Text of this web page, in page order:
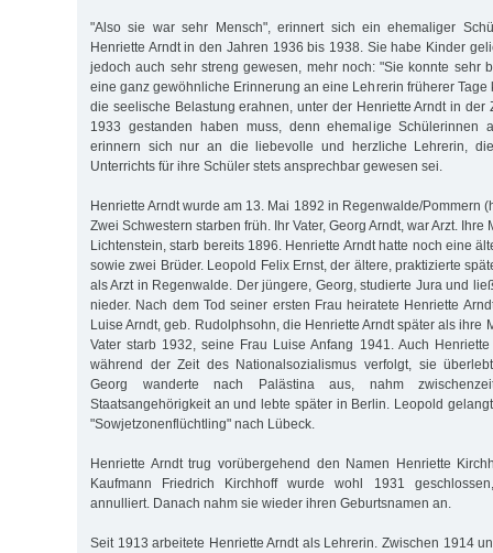
"Also sie war sehr Mensch", erinnert sich ein ehemaliger
Henriette Arndt in den Jahren 1936 bis 1938. Sie habe Kinder
jedoch auch sehr streng gewesen, mehr noch: "Sie konnte sehr
eine ganz gewöhnliche Erinnerung an eine Lehrerin früherer Tage
die seelische Belastung erahnen, unter der Henriette Arndt in der
1933 gestanden haben muss, denn ehemalige Schülerinnen
erinnern sich nur an die liebevolle und herzliche Lehrerin,
Unterrichts für ihre Schüler stets ansprechbar gewesen sei.
Henriette Arndt wurde am 13. Mai 1892 in Regenwalde/Pommern
Zwei Schwestern starben früh. Ihr Vater, Georg Arndt, war Arzt. Ihre
Lichtenstein, starb bereits 1896. Henriette Arndt hatte noch eine
sowie zwei Brüder. Leopold Felix Ernst, der ältere, praktizierte
als Arzt in Regenwalde. Der jüngere, Georg, studierte Jura und
nieder. Nach dem Tod seiner ersten Frau heiratete Henriette
Luise Arndt, geb. Rudolphsohn, die Henriette Arndt später als ihre
Vater starb 1932, seine Frau Luise Anfang 1941. Auch
während der Zeit des Nationalsozialismus verfolgt, sie
Georg wanderte nach Palästina aus, nahm
Staatsangehörigkeit an und lebte später in Berlin. Leopold
"Sowjetzonenflüchtling" nach Lübeck.
Henriette Arndt trug vorübergehend den Namen Henriette
Kaufmann Friedrich Kirchhoff wurde wohl 1931
annulliert. Danach nahm sie wieder ihren Geburtsnamen an.
Seit 1913 arbeitete Henriette Arndt als Lehrerin. Zwischen 1914